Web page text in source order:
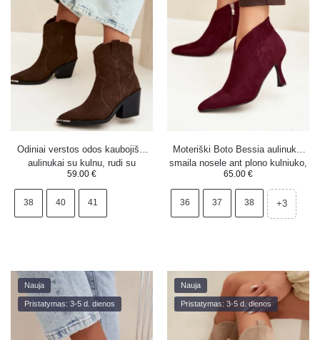
Odiniai verstos odos kaubojiški
aulinukai su kulnu, rudi su
pašiltinimu
59.00 €
38 40 41
Moteriški Boto Bessia aulinukai
smaila nosele ant plono kulniuko,
burgundinio vyno spalvos
65.00 €
36 37 38 +3
Nauja
Pristatymas: 3-5 d. dienos
Nauja
Pristatymas: 3-5 d. dienos